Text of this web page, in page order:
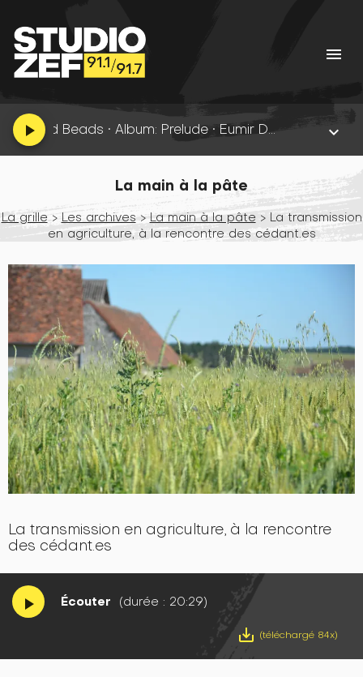
menu
play_arrow
Beads •Album: Prelude •Eumir Deodato • 05:22 (04:14)
keyboard_arrow_down
La main à la pâte
La grille > Les archives > La main à la pâte > La transmission
en agriculture, à la rencontre des cédant.es
La transmission en agriculture, à la rencontre
des cédant.es
play_arrow Écouter (durée : 20:29)
save_alt (téléchargé 84x)